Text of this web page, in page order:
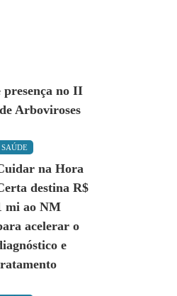
presença no II
Arboviroses
SAÚDE
na Hora
destina R$
mi ao NM
acelerar o
e